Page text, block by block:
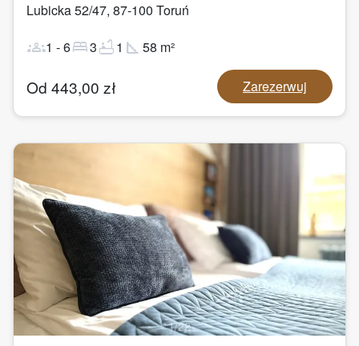
Lubicka 52/47, 87-100 Toruń
groups1 -6bed3bathtub1 square_foot 58 m²
Od 443,00 zł Zarezerwuj
1/22